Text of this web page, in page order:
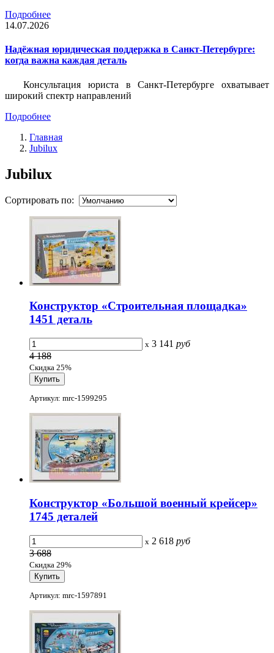
Подробнее
14.07.2026
Надёжная юридическая поддержка в Санкт-Петербурге:
когда важна каждая деталь
Консультация юриста в Санкт-Петербурге охватывает
широкий спектр направлений
Подробнее
Главная
Jubilux
Jubilux
Сортировать по:
Конструктор «Строительная площадка»
1451 деталь
x 3 141 руб
4 188
Скидка 25%
Артикул: mrc-1599295
Конструктор «Большой военный крейсер»
1745 деталей
x 2 618 руб
3 688
Скидка 29%
Артикул: mrc-1597891